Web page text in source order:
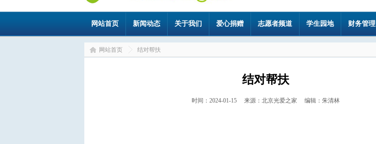
网站首页 新闻动态 关于我们 爱心捐赠 志愿者频道 学生园地 财务管理
网站首页 结对帮扶
结对帮扶
时间：2024-01-15 来源：北京光爱之家 编辑：朱清林